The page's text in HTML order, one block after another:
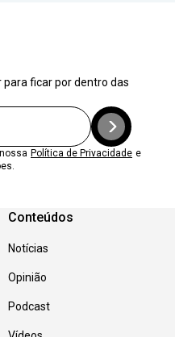
ficar por dentro das
Política de Privacidade e
Conteúdos
Notícias
Opinião
Podcast